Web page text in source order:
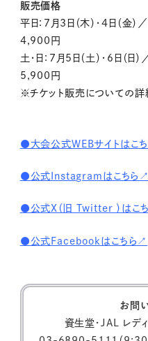
販売価格
平日：7月3日（木）・4日（金
4,900円
土・日：7月5日（土）・6日（
5,900円
※チケット販売についての詳
●大会公式WEBサイトはこ
●公式Instagramはこちら↗
●公式X（旧 Twitter ）はこ
●公式Facebookはこちら↗
お問
資生堂・JAL レデ